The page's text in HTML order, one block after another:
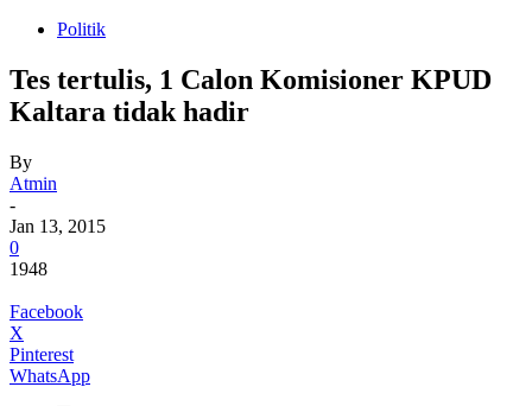
Politik
Tes tertulis, 1 Calon Komisioner KPUD
Kaltara tidak hadir
By
Atmin
-
Jan 13, 2015
0
1948
Facebook
X
Pinterest
WhatsApp